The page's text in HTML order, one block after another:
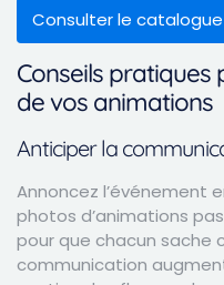
Consulter le
Conseils pratiques
de vos animations
Anticiper la
Annoncez l’événement
photos d’animations
pour que chacun sache
communication